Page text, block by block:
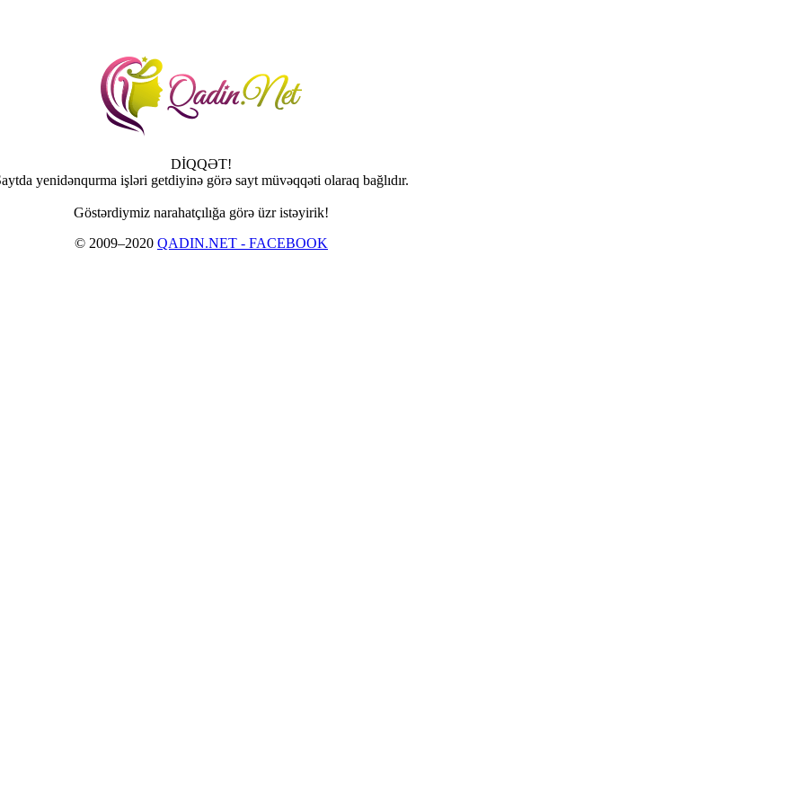
DİQQƏT!
yenidənqurma işləri getdiyinə görə sayt müvəqqəti olaraq bağlıdır.
Göstərdiymiz narahatçılığa görə üzr istəyirik!
© 2009–2020 QADIN.NET - FACEBOOK